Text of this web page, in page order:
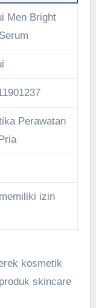
Men Bright
Perawatan
izin
kosmetik
skincare